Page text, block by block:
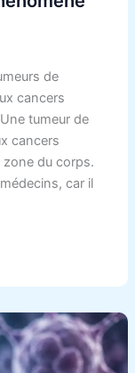
de
cancers
tumeur de
cancers
du corps.
car il